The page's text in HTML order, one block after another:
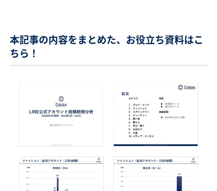
本記事の内容をまとめた、お役立ち資料はこ
ちら！